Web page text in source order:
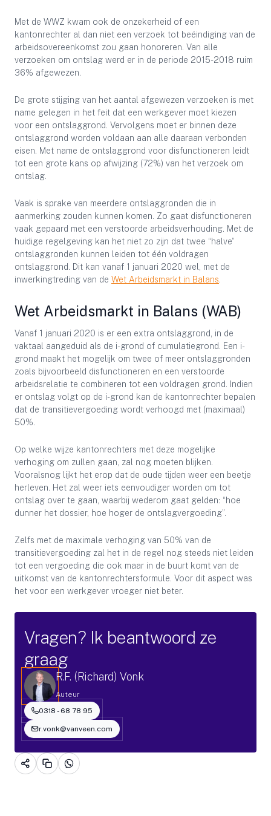
Met de WWZ kwam ook de onzekerheid of een
kantonrechter al dan niet een verzoek tot beëindiging van de
arbeidsovereenkomst zou gaan honoreren. Van alle
verzoeken om ontslag werd er in de periode 2015-2018 ruim
36% afgewezen.
De grote stijging van het aantal afgewezen verzoeken is met
name gelegen in het feit dat een werkgever moet kiezen
voor een ontslaggrond. Vervolgens moet er binnen deze
ontslaggrond worden voldaan aan alle daaraan verbonden
eisen. Met name de ontslaggrond voor disfunctioneren leidt
tot een grote kans op afwijzing (72%) van het verzoek om
ontslag.
Vaak is sprake van meerdere ontslaggronden die in
aanmerking zouden kunnen komen. Zo gaat disfunctioneren
vaak gepaard met een verstoorde arbeidsverhouding. Met de
huidige regelgeving kan het niet zo zijn dat twee “halve”
ontslaggronden kunnen leiden tot één voldragen
ontslaggrond. Dit kan vanaf 1 januari 2020 wel, met de
inwerkingtreding van de Wet Arbeidsmarkt in Balans.
Wet Arbeidsmarkt in Balans (WAB)
Vanaf 1 januari 2020 is er een extra ontslaggrond, in de
vaktaal aangeduid als de i-grond of cumulatiegrond. Een i-
grond maakt het mogelijk om twee of meer ontslaggronden
zoals bijvoorbeeld disfunctioneren en een verstoorde
arbeidsrelatie te combineren tot een voldragen grond. Indien
er ontslag volgt op de i-grond kan de kantonrechter bepalen
dat de transitievergoeding wordt verhoogd met (maximaal)
50%.
Op welke wijze kantonrechters met deze mogelijke
verhoging om zullen gaan, zal nog moeten blijken.
Vooralsnog lijkt het erop dat de oude tijden weer een beetje
herleven. Het zal weer iets eenvoudiger worden om tot
ontslag over te gaan, waarbij wederom gaat gelden: “hoe
dunner het dossier, hoe hoger de ontslagvergoeding”.
Zelfs met de maximale verhoging van 50% van de
transitievergoeding zal het in de regel nog steeds niet leiden
tot een vergoeding die ook maar in de buurt komt van de
uitkomst van de kantonrechtersformule. Voor dit aspect was
het voor een werkgever vroeger niet beter.
Vragen? Ik beantwoord ze
graag
R.F. (Richard) Vonk
Auteur
0318 - 68 78 95
r.vonk@vanveen.com